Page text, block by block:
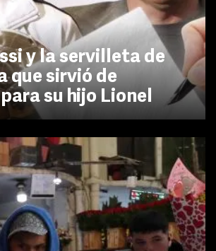
y la servilleta de
que sirvió de
su hijo Lionel